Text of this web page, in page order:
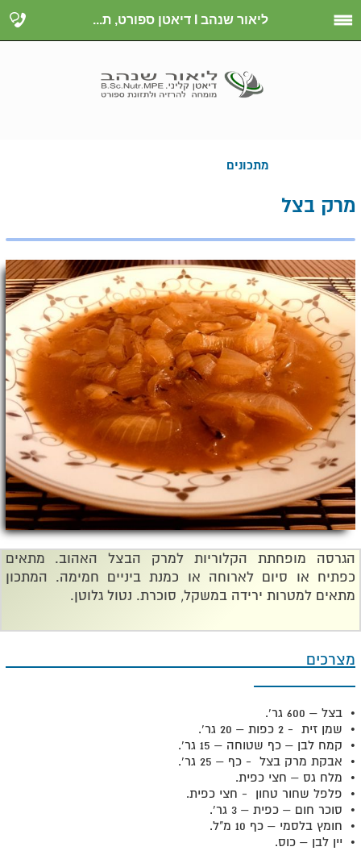
ליאור שנהב I דיאטן ספורט, ת...
מרק בצל
מתכונים
הגרסה מופחתת הקלוריות למרק הבצל האהוב. מתאים
כפתיח או סיום לארוחה או כמנת ביניים חמימה. המתכון
מתאים למטרות ירידה במשקל, סוכרת. נטול גלוטן.
מצרכים
• בצל – 600 גר'.
• שמן זית - 2 כפות – 20 גר'.
• קמח לבן – כף שטוחה – 15 גר'.
• אבקת מרק בצל - כף – 25 גר'.
• מלח גס – חצי כפית.
• פלפל שחור טחון - חצי כפית.
• סוכר חום – כפית – 3 גר'.
• חומץ בלסמי – כף 10 מ"ל.
• יין לבן – כוס.